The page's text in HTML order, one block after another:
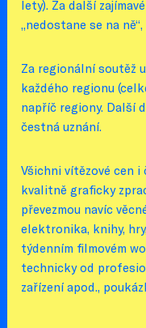
lety). Za další
„nedostane se na
Za regionální soutěž
každého regionu
napříč regiony. Další
čestná uznání.
Všichni vítězové cen
kvalitně graficky
převezmou navíc
elektronika, knihy,
týdenním filmovém
technicky od
zařízení apod.,